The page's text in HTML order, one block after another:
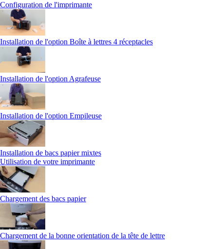
Configuration de l'imprimante
Installation de l'option Boîte à lettres 4 réceptacles
Installation de l'option Agrafeuse
Installation de l'option Empileuse
Installation de bacs papier mixtes
Utilisation de votre imprimante
Chargement des bacs papier
Chargement de la bonne orientation de la tête de lettre